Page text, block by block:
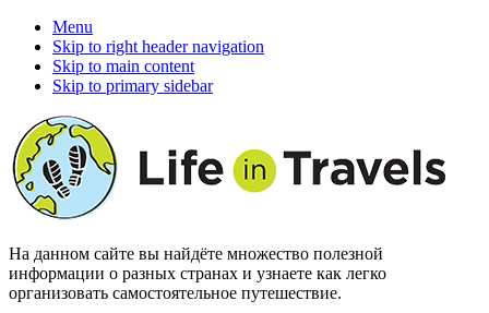
Menu
Skip to right header navigation
Skip to main content
Skip to primary sidebar
На данном сайте вы найдёте множество полезной
информации о разных странах и узнаете как легко
организовать самостоятельное путешествие.